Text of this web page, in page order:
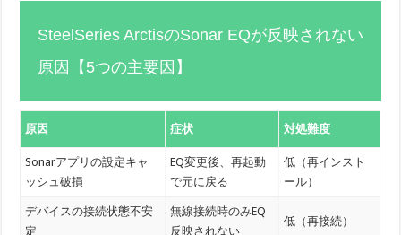
SteelSeries ArctisのSonar EQが反映されない
原因【5つの主要因】
原因 症状 対処難度
Sonarアプリの設定キャ
ッシュ破損
EQ変更後、再起動
で元に戻る
低（再インスト
ール）
デバイスの接続状態不安
定
無線接続時のみEQ
反映されない
低（再接続）